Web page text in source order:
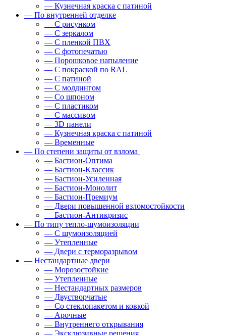
— Кузнечная краска с патиной
— По внутренней отделке
— С рисунком
— С зеркалом
— С пленкой ПВХ
— С фотопечатью
— Порошковое напыление
— С покраской по RAL
— С патиной
— С молдингом
— Со шпоном
— С пластиком
— С массивом
— 3D панели
— Кузнечная краска с патиной
— Временные
— По степени защиты от взлома
— Бастион-Оптима
— Бастион-Классик
— Бастион-Усиленная
— Бастион-Монолит
— Бастион-Премиум
— Двери повышенной взломостойкости
— Бастион-Антикризис
— По типу тепло-шумоизоляции
— С шумоизоляцией
— Утепленные
— Двери с терморазрывом
— Нестандартные двери
— Морозостойкие
— Утепленные
— Нестандартных размеров
— Двустворчатые
— Со стеклопакетом и ковкой
— Арочные
— Внутреннего открывания
— Эксклюзивные решения